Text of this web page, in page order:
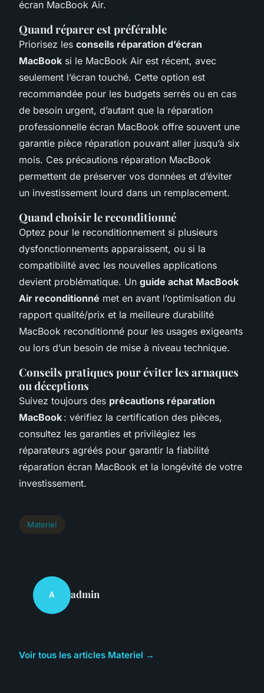
écran MacBook Air.
Quand réparer est préférable
Priorisez les conseils réparation d’écran
MacBook si le MacBook Air est récent, avec
seulement l’écran touché. Cette option est
recommandée pour les budgets serrés ou en cas
de besoin urgent, d’autant que la réparation
professionnelle écran MacBook offre souvent une
garantie pièce réparation pouvant aller jusqu’à six
mois. Ces précautions réparation MacBook
permettent de préserver vos données et d’éviter
un investissement lourd dans un remplacement.
Quand choisir le reconditionné
Optez pour le reconditionnement si plusieurs
dysfonctionnements apparaissent, ou si la
compatibilité avec les nouvelles applications
devient problématique. Un guide achat MacBook
Air reconditionné met en avant l’optimisation du
rapport qualité/prix et la meilleure durabilité
MacBook reconditionné pour les usages exigeants
ou lors d’un besoin de mise à niveau technique.
Conseils pratiques pour éviter les arnaques
ou déceptions
Suivez toujours des précautions réparation
MacBook : vérifiez la certification des pièces,
consultez les garanties et privilégiez les
réparateurs agréés pour garantir la fiabilité
réparation écran MacBook et la longévité de votre
investissement.
Materiel
A admin
Voir tous les articles Materiel →